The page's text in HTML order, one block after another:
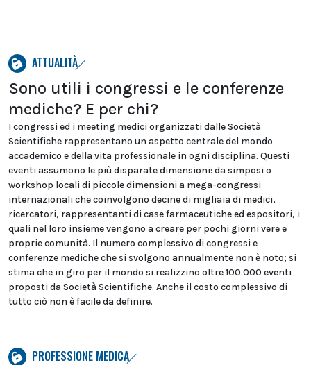
ATTUALITÀ
Sono utili i congressi e le conferenze
mediche? E per chi?
I congressi ed i meeting medici organizzati dalle Società
Scientifiche rappresentano un aspetto centrale del mondo
accademico e della vita professionale in ogni disciplina. Questi
eventi assumono le più disparate dimensioni: da simposi o
workshop locali di piccole dimensioni a mega-congressi
internazionali che coinvolgono decine di migliaia di medici,
ricercatori, rappresentanti di case farmaceutiche ed espositori, i
quali nel loro insieme vengono a creare per pochi giorni vere e
proprie comunità. Il numero complessivo di congressi e
conferenze mediche che si svolgono annualmente non è noto; si
stima che in giro per il mondo si realizzino oltre 100.000 eventi
proposti da Società Scientifiche. Anche il costo complessivo di
tutto ciò non è facile da definire.
PROFESSIONE MEDICA